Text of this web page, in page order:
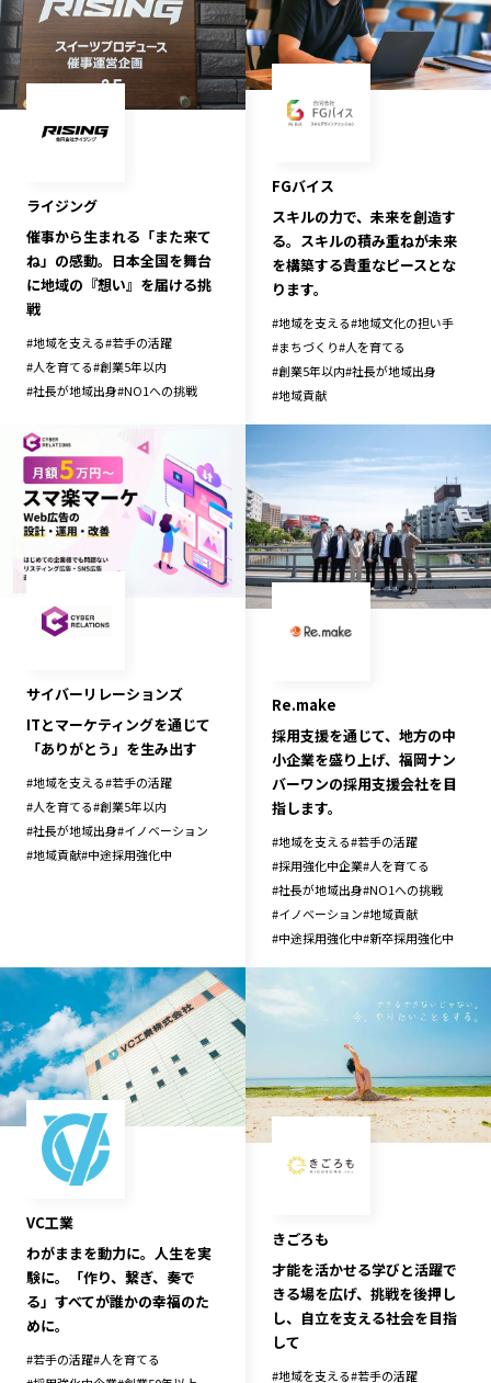
お問い合わせ 会社概要
ライジング
催事から生まれる「また来て
ね」の感動。日本全国を舞台
に地域の『想い』を届ける挑
戦
#地域を支える#若手の活躍
#人を育てる#創業5年以内
#社長が地域出身#NO1への挑戦
FGバイス
スキルの力で、未来を創造す
る。スキルの積み重ねが未来
を構築する貴重なピースとな
ります。
#地域を支える#地域文化の担い手
#まちづくり#人を育てる
#創業5年以内#社長が地域出身
#地域貢献
サイバーリレーションズ
ITとマーケティングを通じて
「ありがとう」を生み出す
#地域を支える#若手の活躍
#人を育てる#創業5年以内
#社長が地域出身#イノベーション
#地域貢献#中途採用強化中
Re.make
採用支援を通じて、地方の中
小企業を盛り上げ、福岡ナン
バーワンの採用支援会社を目
指します。
#地域を支える#若手の活躍
#採用強化中企業#人を育てる
#社長が地域出身#NO1への挑戦
#イノベーション#地域貢献
#中途採用強化中#新卒採用強化中
VC工業
わがままを動力に。人生を実
験に。「作り、繋ぎ、奏で
る」すべてが誰かの幸福のた
めに。
#若手の活躍#人を育てる
きごろも
才能を活かせる学びと活躍で
きる場を広げ、挑戦を後押し
し、自立を支える社会を目指
して
#地域を支える#若手の活躍